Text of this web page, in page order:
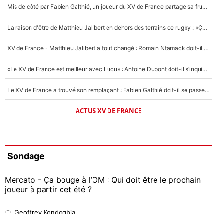
Mis de côté par Fabien Galthié, un joueur du XV de France partage sa frustration : «ils ne me l’ont pas dit tout de suite»
La raison d'être de Matthieu Jalibert en dehors des terrains de rugby : «Ça m'atteint autant que si tu touches à un membre de ma famille»
XV de France - Matthieu Jalibert a tout changé : Romain Ntamack doit-il s’inquiéter pour sa place à un an de la Coupe du monde ?
«Le XV de France est meilleur avec Lucu» : Antoine Dupont doit-il s’inquiéter pour sa place ?
Le XV de France a trouvé son remplaçant : Fabien Galthié doit-il se passer d'Antoine Dupont ?
ACTUS XV DE FRANCE
Sondage
Mercato - Ça bouge à l’OM : Qui doit être le prochain
joueur à partir cet été ?
Geoffrey Kondogbia